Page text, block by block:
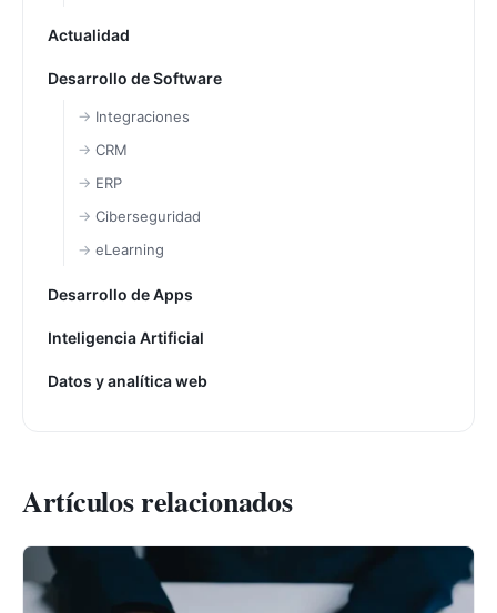
Actualidad
Desarrollo de Software
Integraciones
CRM
ERP
Ciberseguridad
eLearning
Desarrollo de Apps
Inteligencia Artificial
Datos y analítica web
Artículos relacionados